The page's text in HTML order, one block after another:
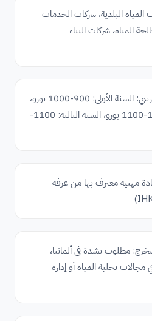
البلدية، شركات الخدمات
المياه، شركات البناء
الراتب الشهري التقريبي: السنة الأولى: 900-1000 يورو،
السنة الثانية: 1000-1100 يورو، السنة الثالثة: 1100-
مهنية معترف بها من غرفة
مطلوب بشدة في ألمانيا،
تحلية المياه أو إدارة